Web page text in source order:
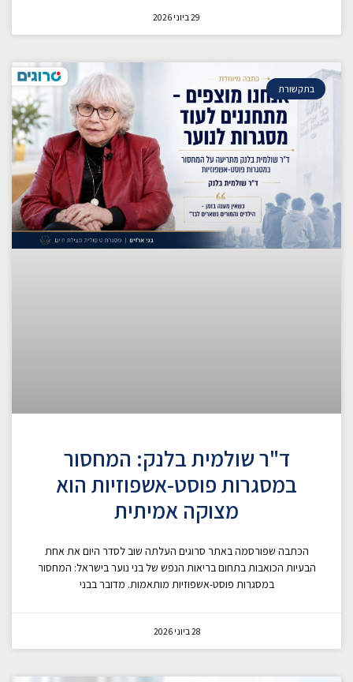
29 ביוני 2026
בתקשורת
ד"ר שולמית בלנק: המחסור
במסגרות פוסט-אשפוזיות הוא
מצוקה אמיתית
הכתבה שפורסמה באתר סרוגים העלתה שוב לסדר היום את אחת
הבעיות הכואבות בתחום בריאות הנפש של בני נוער בישראל: המחסור
במסגרות פוסט-אשפוזיות מותאמות. מדובר בבני
28 ביוני 2026